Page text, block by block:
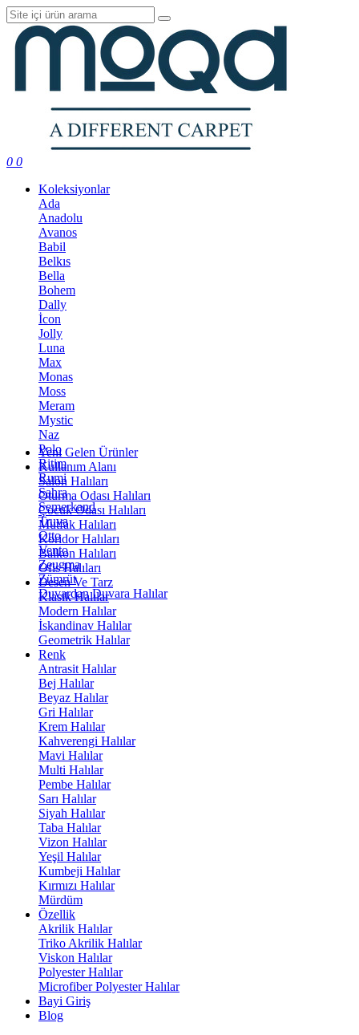
0 0
Koleksiyonlar
Ada
Anadolu
Avanos
Babil
Belkıs
Bella
Bohem
Dally
İcon
Jolly
Luna
Max
Monas
Moss
Meram
Mystic
Naz
Polo
Ritim
Rumi
Sahra
Semerkand
Truva
Otto
Vento
Zeugma
Zümrüt
Duvardan Duvara Halılar
Yeni Gelen Ürünler
Kullanım Alanı
Salon Halıları
Oturma Odası Halıları
Çocuk Odası Halıları
Mutfak Halıları
Koridor Halıları
Balkon Halıları
Ofis Halıları
Desen Ve Tarz
Klasik Halılar
Modern Halılar
İskandinav Halılar
Geometrik Halılar
Renk
Antrasit Halılar
Bej Halılar
Beyaz Halılar
Gri Halılar
Krem Halılar
Kahverengi Halılar
Mavi Halılar
Multi Halılar
Pembe Halılar
Sarı Halılar
Siyah Halılar
Taba Halılar
Vizon Halılar
Yeşil Halılar
Kumbeji Halılar
Kırmızı Halılar
Mürdüm
Özellik
Akrilik Halılar
Triko Akrilik Halılar
Viskon Halılar
Polyester Halılar
Microfiber Polyester Halılar
Bayi Giriş
Blog